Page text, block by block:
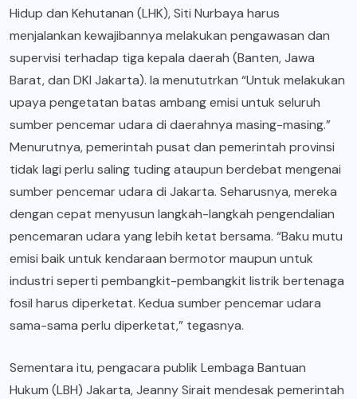
Hidup dan Kehutanan (LHK), Siti Nurbaya harus
menjalankan kewajibannya melakukan pengawasan dan
supervisi terhadap tiga kepala daerah (Banten, Jawa
Barat, dan DKI Jakarta). Ia menututrkan “Untuk melakukan
upaya pengetatan batas ambang emisi untuk seluruh
sumber pencemar udara di daerahnya masing-masing.”
Menurutnya, pemerintah pusat dan pemerintah provinsi
tidak lagi perlu saling tuding ataupun berdebat mengenai
sumber pencemar udara di Jakarta. Seharusnya, mereka
dengan cepat menyusun langkah-langkah pengendalian
pencemaran udara yang lebih ketat bersama. “Baku mutu
emisi baik untuk kendaraan bermotor maupun untuk
industri seperti pembangkit-pembangkit listrik bertenaga
fosil harus diperketat. Kedua sumber pencemar udara
sama-sama perlu diperketat,” tegasnya.
Sementara itu, pengacara publik Lembaga Bantuan
Hukum (LBH) Jakarta, Jeanny Sirait mendesak pemerintah